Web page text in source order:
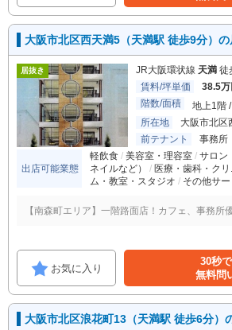
大阪市北区西天満5（天満駅 徒歩9分）
居抜き JR大阪環状線 天満 徒
賃料/坪単価
38.5万
階数/面積
地上1階
所在地
大阪市北区
前テナント
事務所
出店可能業態
軽飲食 美容室・理容室
サロン
ネイルなど）
医療・歯科・クリ
ム・教室・スタジオ
その他サ
【南森町エリア】一階路面店！カフェ、事務所
お気に入り
30秒
無料問
大阪市北区浪花町13（天満駅 徒歩6分）